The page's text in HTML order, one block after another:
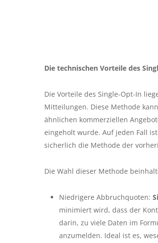
Die technischen Vorteile des
Die Vorteile des Single-Opt-In
Mitteilungen. Diese Methode
ähnlichen kommerziellen
eingeholt wurde. Auf jeden Fall
sicherlich die Methode der
Die Wahl dieser Methode
Niedrigere Abbruchquoten:
minimiert wird, dass der
darin, zu viele Daten im
anzumelden. Ideal ist es,